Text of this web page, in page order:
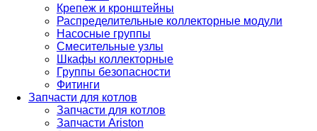
Крепеж и кронштейны
Распределительные коллекторные модули
Насосные группы
Смесительные узлы
Шкафы коллекторные
Группы безопасности
Фитинги
Запчасти для котлов
Запчасти для котлов
Запчасти Ariston